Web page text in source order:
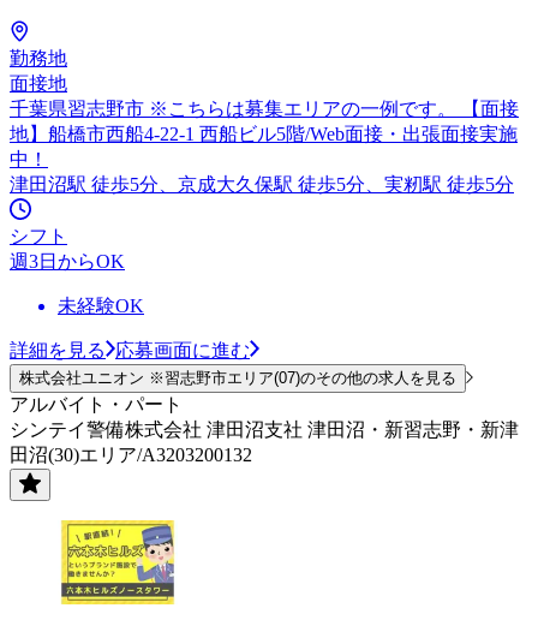
勤務地
面接地
千葉県習志野市 ※こちらは募集エリアの一例です。 【面接
地】船橋市西船4-22-1 西船ビル5階/Web面接・出張面接実施
中！
津田沼駅 徒歩5分、京成大久保駅 徒歩5分、実籾駅 徒歩5分
シフト
週3日からOK
未経験OK
詳細を見る 応募画面に進む
株式会社ユニオン ※習志野市エリア(07)のその他の求人を見る
アルバイト・パート
シンテイ警備株式会社 津田沼支社 津田沼・新習志野・新津
田沼(30)エリア/A3203200132